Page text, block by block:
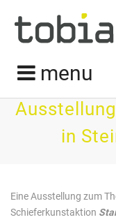
menu
in
Eine Ausstellung zum
Schieferkunstaktion